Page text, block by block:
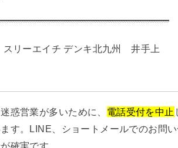
スリーエイチ デンキ北九州 井手上
迷惑営業が多いために、 電話受付を中止
す。LINE、ショートメールでのお問
確実です。